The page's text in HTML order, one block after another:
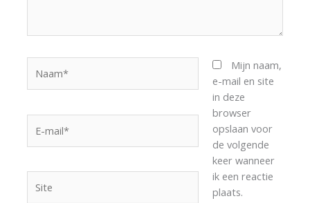
mail*
Mijn naam,
e-mail en site
in deze
browser
opslaan voor
de volgende
keer wanneer
ik een reactie
plaats.